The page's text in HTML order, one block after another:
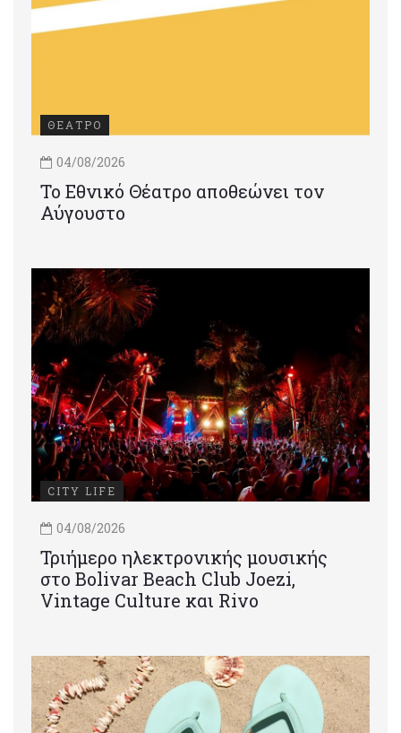
ΘΕΑΤΡΟ
04/08/2026
Το Εθνικό Θέατρο αποθεώνει τον
Αύγουστο
CITY LIFE
04/08/2026
Τριήμερο ηλεκτρονικής μουσικής
στο Bolivar Beach Club Joezi,
Vintage Culture και Rivo